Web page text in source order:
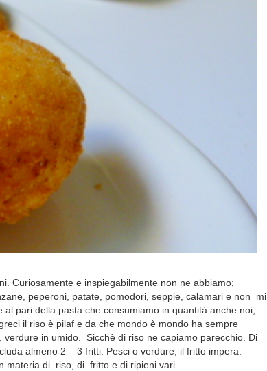
Curiosamente e inspiegabilmente non ne abbiamo;
peperoni, patate, pomodori, seppie, calamari e non
mi
al pari della pasta che consumiamo in quantità anche noi,
il riso è pilaf e da che mondo è mondo ha sempre
in umido.
Sicchè di riso ne capiamo parecchio. Di
almeno 2 – 3 fritti. Pesci o verdure, il fritto impera.
materia di riso, di fritto e di ripieni vari.